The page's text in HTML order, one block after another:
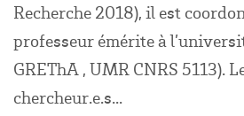
Recherche 2018), il est
professeur émérite à
GREThA , UMR CNRS 5113).
chercheur.e.s...